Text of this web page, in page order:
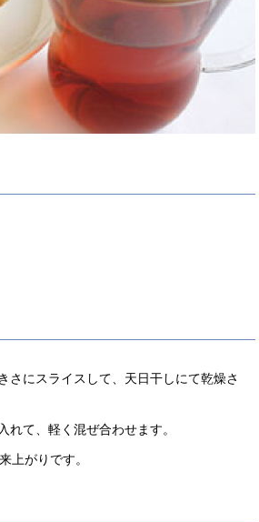
さにスライスして、天日干しにて乾燥さ
れて、軽く混ぜ合わせます。
上がりです。